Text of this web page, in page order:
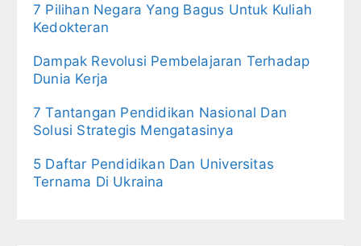
7 Pilihan Negara Yang Bagus Untuk Kuliah
Kedokteran
Dampak Revolusi Pembelajaran Terhadap
Dunia Kerja
7 Tantangan Pendidikan Nasional Dan
Solusi Strategis Mengatasinya
5 Daftar Pendidikan Dan Universitas
Ternama Di Ukraina